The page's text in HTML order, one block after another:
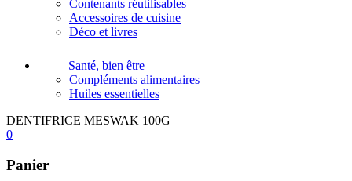
Contenants réutilisables
Accessoires de cuisine
Déco et livres
Santé, bien être
Compléments alimentaires
Huiles essentielles
DENTIFRICE MESWAK 100G
0
Panier